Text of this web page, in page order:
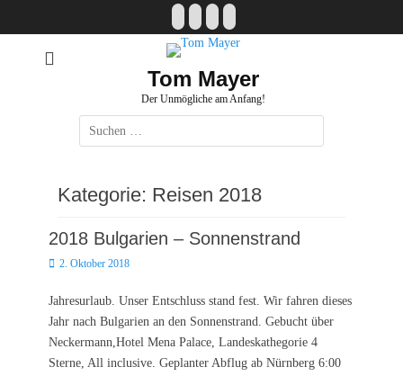
Mail
Tom Mayer
Der Unmögliche am Anfang!
Suche
nach:
Kategorie: Reisen 2018
2018 Bulgarien – Sonnenstrand
Posted
2. Oktober 2018
Jahresurlaub. Unser Entschluss stand fest. Wir fahren dieses
Jahr nach Bulgarien an den Sonnenstrand. Gebucht über
Neckermann,Hotel Mena Palace, Landeskathegorie 4
Sterne, All inclusive. Geplanter Abflug ab Nürnberg 6:00